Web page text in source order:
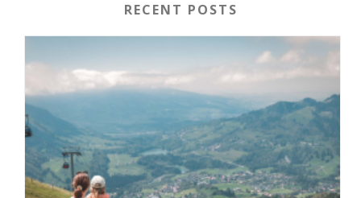
RECENT POSTS